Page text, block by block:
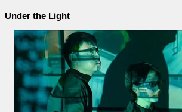
Under the Light